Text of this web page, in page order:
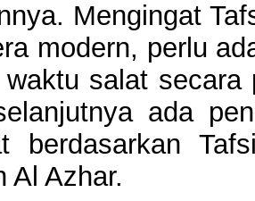
Mengingat
modern, perlu
waktu salat
ada
berdasarkan
Al Azhar.